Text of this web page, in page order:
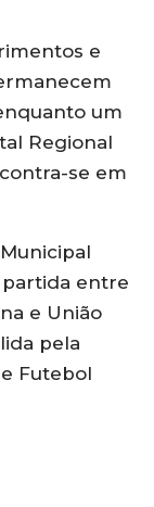
e
um
Regional
se em
partida entre
e União
pela
Futebol